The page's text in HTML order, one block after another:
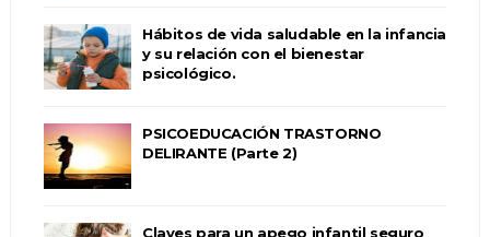
Hábitos de vida saludable en la infancia
y su relación con el bienestar
psicológico.
PSICOEDUCACIÓN TRASTORNO
DELIRANTE (Parte 2)
Claves para un apego infantil seguro